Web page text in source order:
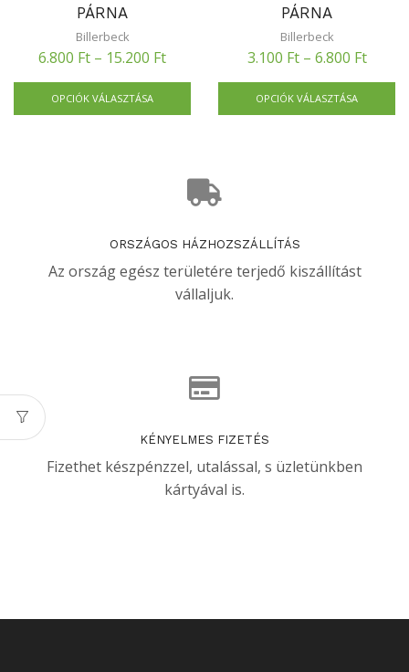
PÁRNA
Billerbeck
6.800 Ft – 15.200 Ft
OPCIÓK VÁLASZTÁSA
PÁRNA
Billerbeck
3.100 Ft– 6.800 Ft
OPCIÓK VÁLASZTÁSA
ORSZÁGOS HÁZHOZSZÁLLÍTÁS
Az ország egész területére terjedő kiszállítást
vállaljuk.
KÉNYELMES FIZETÉS
Fizethet készpénzzel, utalással, s üzletünkben
kártyával is.